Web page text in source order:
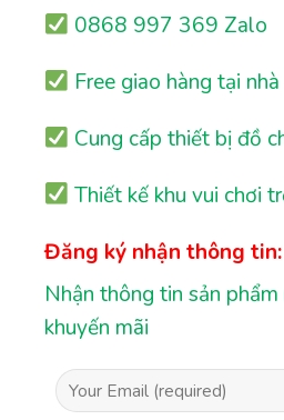
0868 997 369 Zalo
Free giao hàng tại nhà
Cung cấp thiết bị đồ
Thiết kế khu vui chơi
Đăng ký nhận thông tin:
Nhận thông tin sản
khuyến mãi